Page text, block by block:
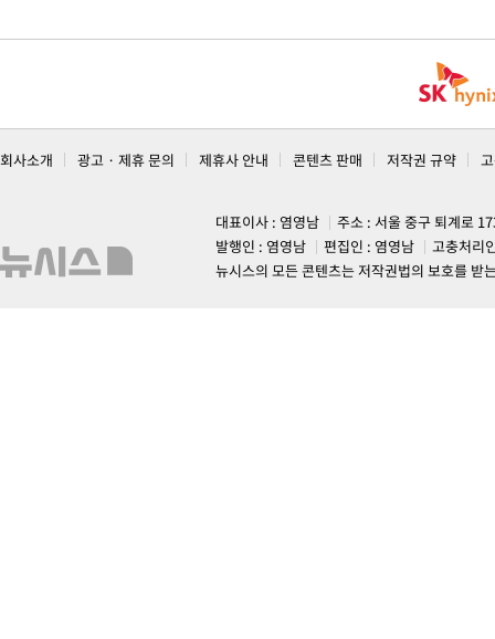
회사소개 광고 · 제휴 문의 제휴사 안내 콘텐츠 판매 저작권 규약
대표이사 : 염영남
주소 : 서울 중구 퇴계로
발행인 : 염영남
편집인 : 염영남
고충처리
뉴시스의 모든 콘텐츠는 저작권법의 보호를